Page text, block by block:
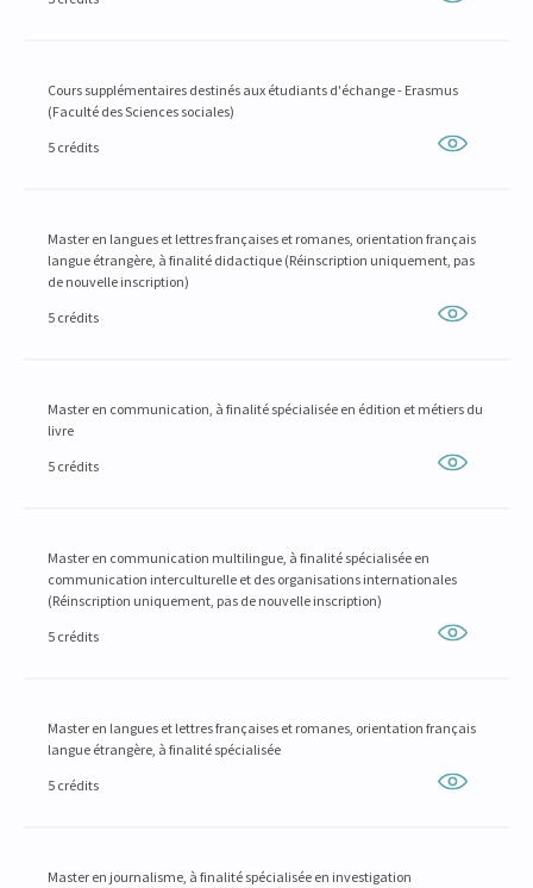
Cours supplémentaires destinés aux étudiants d'échange - Erasmus
(Faculté des Sciences sociales)
5 crédits
Master en langues et lettres françaises et romanes, orientation français
langue étrangère, à finalité didactique (Réinscription uniquement, pas
de nouvelle inscription)
5 crédits
Master en communication, à finalité spécialisée en édition et métiers du
livre
5 crédits
Master en communication multilingue, à finalité spécialisée en
communication interculturelle et des organisations internationales
(Réinscription uniquement, pas de nouvelle inscription)
5 crédits
Master en langues et lettres françaises et romanes, orientation français
langue étrangère, à finalité spécialisée
5 crédits
Master en journalisme, à finalité spécialisée en investigation